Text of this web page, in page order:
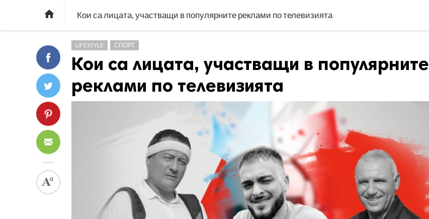
 Кои са лицата, участващи в популярните реклами по телевизията
LIFESTYLE СПОРТ
Кои са лицата, участващи в популярните
реклами по телевизията